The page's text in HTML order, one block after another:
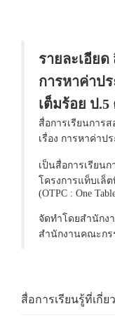
รายละเอียด
การหาค่าป
เต็มร้อย ป
สื่อการเรียนการ
เรื่อง การหาค่าป
เป็นสื่อการเรียน
โครงการแท็บเล็
(OTPC : One
จัดทำโดยสำนักง
สำนักงานคณะก
สื่อการเรียนรู้ที่เกี่ย